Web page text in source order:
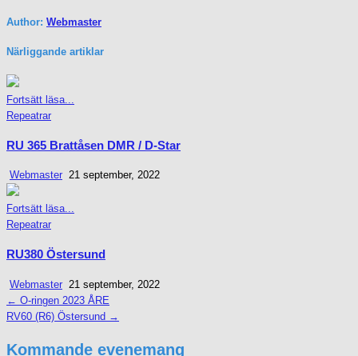
Author: Webmaster
Närliggande artiklar
Fortsätt läsa...
Posted
Repeatrar
RU 365 Brattåsen DMR / D-Star
Webmaster 21 september, 2022
Fortsätt läsa...
Posted
Repeatrar
RU380 Östersund
Webmaster 21 september, 2022
Inläggsnavigering
← O-ringen 2023 ÅRE
RV60 (R6) Östersund →
Kommande evenemang